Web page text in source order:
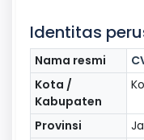
Identitas
Nama resmi
Kota /
Kabupaten
Provinsi